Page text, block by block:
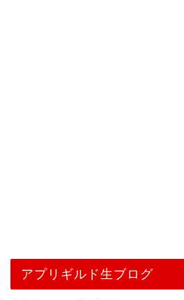
アプリギルド生ブログ